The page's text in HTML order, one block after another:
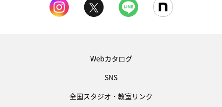
Webカタログ
SNS
全国スタジオ・教室リンク